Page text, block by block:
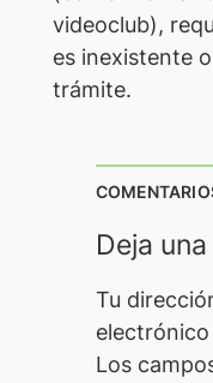
videoclub),
es inexistente
trámite.
Deja
Tu
Los